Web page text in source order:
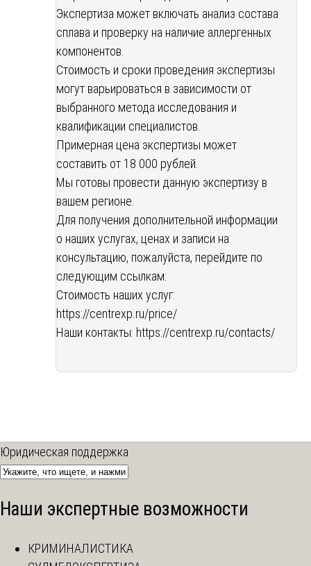
Экспертиза может включать анализ состава
сплава и проверку на наличие аллергенных
компонентов.
Стоимость и сроки проведения экспертизы
могут варьироваться в зависимости от
выбранного метода исследования и
квалификации специалистов.
Примерная цена экспертизы может
составить от 18 000 рублей.
Мы готовы провести данную экспертизу в
вашем регионе.
Для получения дополнительной информации
о наших услугах, ценах и записи на
консультацию, пожалуйста, перейдите по
следующим ссылкам:
Стоимость наших услуг:
https://centrexp.ru/price/
Наши контакты: https://centrexp.ru/contacts/
Юридическая поддержка
Наши экспертные возможности
КРИМИНАЛИСТИКА